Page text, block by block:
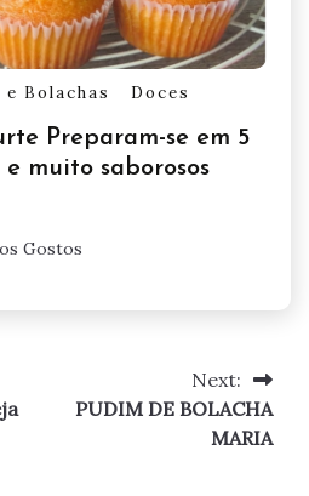
Bolachas Doces
Preparam-se em 5
muito saborosos
Gostos
Next:
PUDIM DE BOLACHA
MARIA